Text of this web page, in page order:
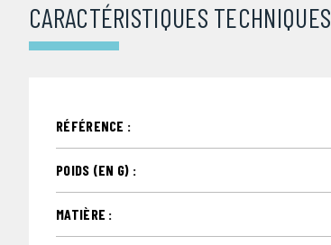
CARACTÉRISTIQUES TECHNIQUES
RÉFÉRENCE :
POIDS (EN G) :
MATIÈRE :